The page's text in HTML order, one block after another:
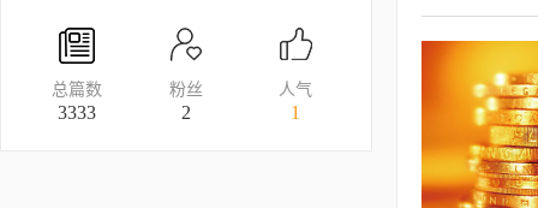
总篇数
3333
粉丝
2
人气
1